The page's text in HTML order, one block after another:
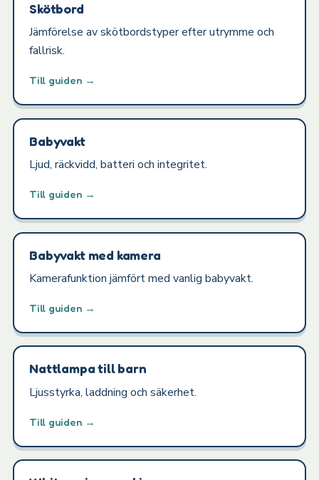
Skötbord
Jämförelse av skötbordstyper efter utrymme och
fallrisk.
Till guiden →
Babyvakt
Ljud, räckvidd, batteri och integritet.
Till guiden →
Babyvakt med kamera
Kamerafunktion jämfört med vanlig babyvakt.
Till guiden →
Nattlampa till barn
Ljusstyrka, laddning och säkerhet.
Till guiden →